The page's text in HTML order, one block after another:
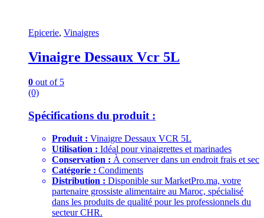
Epicerie, Vinaigres
Vinaigre Dessaux Vcr 5L
0 out of 5
(0)
Spécifications du produit :
Produit : Vinaigre Dessaux VCR 5L
Utilisation : Idéal pour vinaigrettes et marinades
Conservation : À conserver dans un endroit frais et sec
Catégorie : Condiments
Distribution : Disponible sur MarketPro.ma, votre
partenaire grossiste alimentaire au Maroc, spécialisé
dans les produits de qualité pour les professionnels du
secteur CHR.